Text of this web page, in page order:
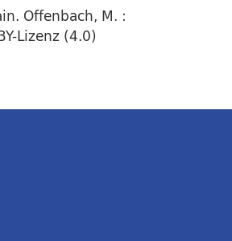
Offenbach, M. :
Lizenz (4.0)